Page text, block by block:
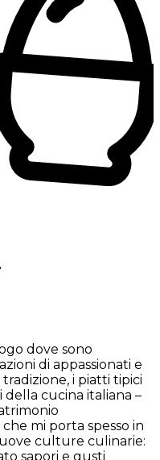
dove sono
di appassionati e
i piatti tipici
della cucina italiana –
mi porta spesso in
culture culinarie:
sapori e gusti